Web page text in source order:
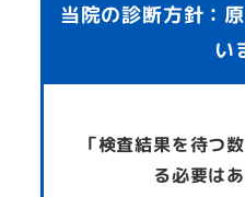
当院の診断方針：
い
「検査結果を待つ
る必要は